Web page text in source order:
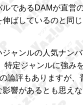
ルであるDAMが直営
伸ばしているのと同
ャンルの人気ナン
特定ジャンルに強み
論評もありますが、
響があるとも思えな